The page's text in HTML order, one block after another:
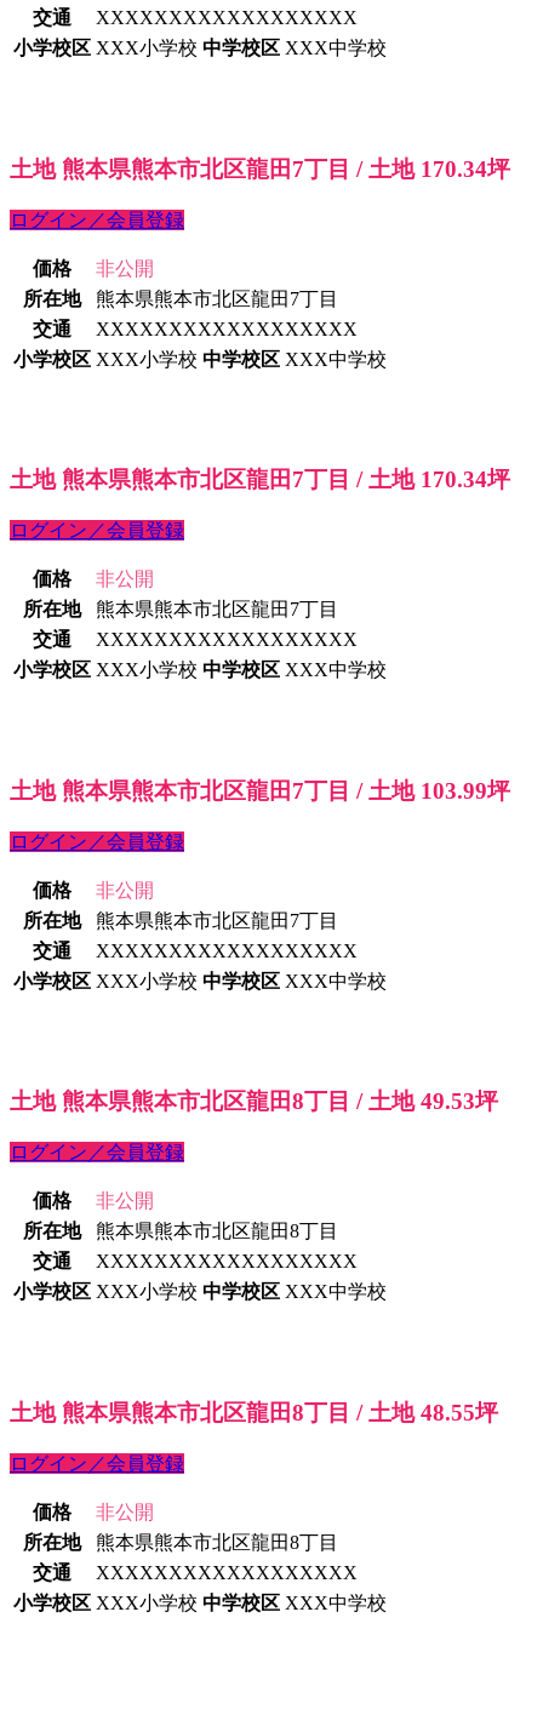
交通
XXXXXXXXXXXXXXXXXX
小学校区 XXX小学校 中学校区 XXX中学校
土地 熊本県熊本市北区龍田7丁目 / 土地 170.34坪
ログイン／会員登録
価格
非公開
所在地
熊本県熊本市北区龍田7丁目
交通
XXXXXXXXXXXXXXXXXX
小学校区 XXX小学校 中学校区 XXX中学校
土地 熊本県熊本市北区龍田7丁目 / 土地 170.34坪
ログイン／会員登録
価格
非公開
所在地
熊本県熊本市北区龍田7丁目
交通
XXXXXXXXXXXXXXXXXX
小学校区 XXX小学校 中学校区 XXX中学校
土地 熊本県熊本市北区龍田7丁目 / 土地 103.99坪
ログイン／会員登録
価格
非公開
所在地
熊本県熊本市北区龍田7丁目
交通
XXXXXXXXXXXXXXXXXX
小学校区 XXX小学校 中学校区 XXX中学校
土地 熊本県熊本市北区龍田8丁目 / 土地 49.53坪
ログイン／会員登録
価格
非公開
所在地
熊本県熊本市北区龍田8丁目
交通
XXXXXXXXXXXXXXXXXX
小学校区 XXX小学校 中学校区 XXX中学校
土地 熊本県熊本市北区龍田8丁目 / 土地 48.55坪
ログイン／会員登録
価格
非公開
所在地
熊本県熊本市北区龍田8丁目
交通
XXXXXXXXXXXXXXXXXX
小学校区 XXX小学校 中学校区 XXX中学校